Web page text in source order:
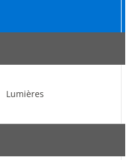
Lumières